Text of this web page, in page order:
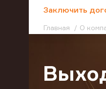
Заключить
Главная О